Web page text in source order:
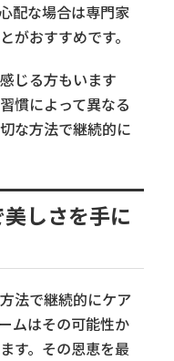
配な場合は専門家
がおすすめです。
じる方もいます
慣によって異なる
な方法で継続的に
しさを手に
法で継続的にケア
ムはその可能性か
す。その恩恵を最